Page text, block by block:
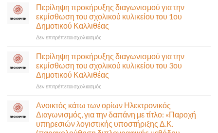
10
Αυγούστου-
Ένα
αναγκαίο
έργο
υποδομής
ολοκληρώθηκε
σε
έκτακτη
συνεδρίαση
της
Δημοτικής
που
θα
γίνει
δια
ζώσης
αίθουσα
Δημοτικού
Συμβουλίου)
&
Περίληψη προκήρυξης διαγωνισμού για την
εκμίσθωση του σχολικού κυλικείου του 1ου
Δημοτικού Καλλιθέας
Δεν επιτρέπεται σχολιασμόςστο
προκήρυξης
διαγωνισμού
για
την
εκμίσθωση
σχολικού
κυλικείου
του
1ου
Περίληψη προκήρυξης διαγωνισμού για την
εκμίσθωση του σχολικού κυλικείου του 3ου
Δημοτικού Καλλιθέας
Δεν επιτρέπεται σχολιασμόςστο
προκήρυξης
διαγωνισμού
για
την
Ανοικτός κάτω των ορίων Ηλεκτρονικός
Διαγωνισμός, για την δαπάνη με τίτλο: «Παροχή
υπηρεσιών λογιστικής υποστήριξης Δ.Κ.